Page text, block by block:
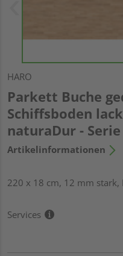
HARO
Parkett Buche
Schiffsboden
naturaDur - Serie
Artikelinformationen
220 x 18 cm, 12 mm stark,
Services